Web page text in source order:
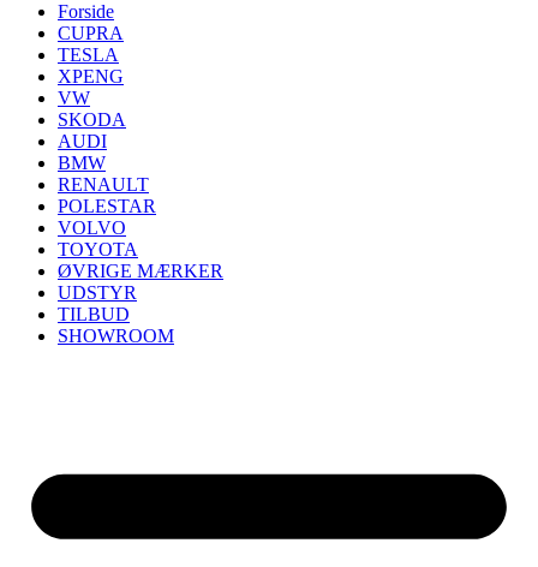
Forside
CUPRA
TESLA
XPENG
VW
SKODA
AUDI
BMW
RENAULT
POLESTAR
VOLVO
TOYOTA
ØVRIGE MÆRKER
UDSTYR
TILBUD
SHOWROOM